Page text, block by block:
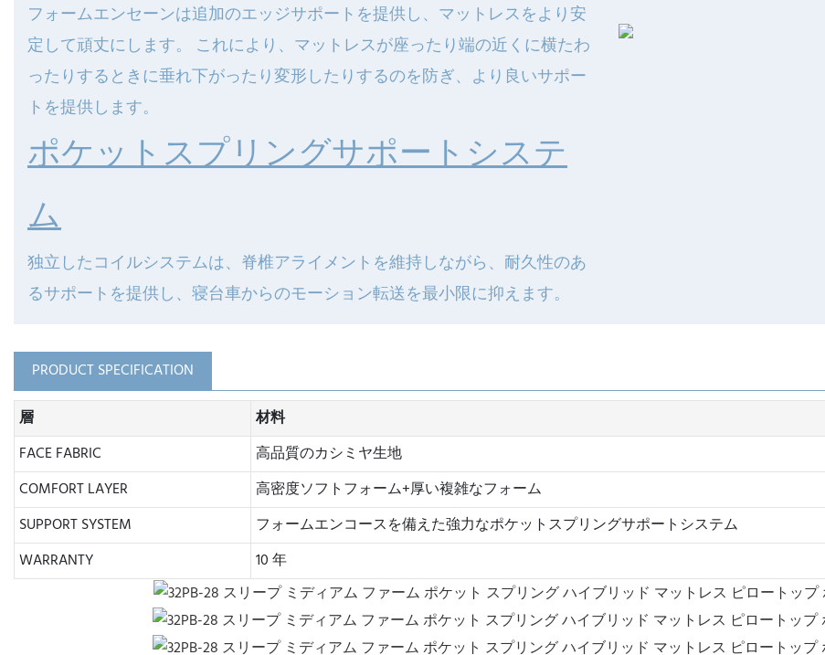
フォームエンセーンは追加のエッジサポートを提供し、マットレスをより安
定して頑丈にします。 これにより、マットレスが座ったり端の近くに横たわ
ったりするときに垂れ下がったり変形したりするのを防ぎ、より良いサポー
トを提供します。
ポケットスプリングサポートシステ
ム
独立したコイルシステムは、脊椎アライメントを維持しながら、耐久性のあ
るサポートを提供し、寝台車からのモーション転送を最小限に抑えます。
PRODUCT SPECIFICATION
層
材料
FACE FABRIC
高品質のカシミヤ生地
COMFORT LAYER
高密度ソフトフォーム+厚い複雑なフォーム
SUPPORT SYSTEM
フォームエンコースを備えた強力なポケットスプリングサポートシステム
WARRANTY
10 年